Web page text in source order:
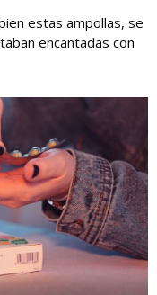
estas ampollas, se
encantadas con